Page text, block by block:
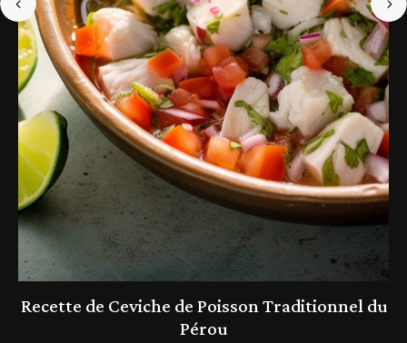
Recette de Ceviche de Poisson Traditionnel du
Pérou